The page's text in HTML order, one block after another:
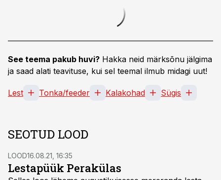
See teema pakub huvi? Hakka neid märksõnu jälgima
ja saad alati teavituse, kui sel teemal ilmub midagi uut!
Lest Tonka/feeder Kalakohad Sügis
SEOTUD LOOD
LOOD16.08.21, 16:35
Lestapüük Perakülas